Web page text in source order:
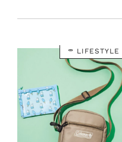
7/21発売リンネル2026年
LIFESTYLE